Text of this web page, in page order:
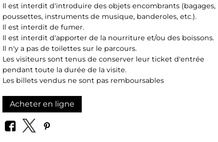
Il est interdit d'introduire des objets encombrants (bagages,
poussettes, instruments de musique, banderoles, etc.).
Il est interdit de fumer.
Il est interdit d'apporter de la nourriture et/ou des boissons.
Il n'y a pas de toilettes sur le parcours.
Les visiteurs sont tenus de conserver leur ticket d'entrée
pendant toute la durée de la visite.
Les billets vendus ne sont pas remboursables
Acheter en ligne